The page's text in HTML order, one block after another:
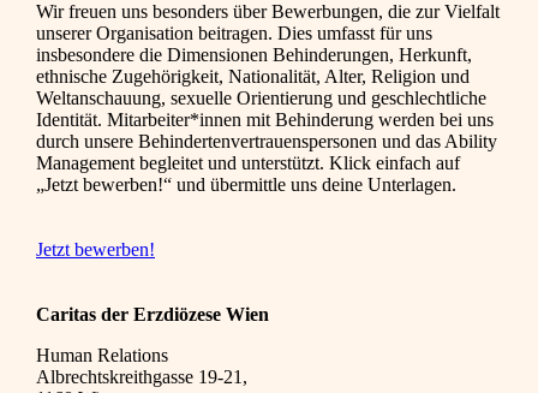
Wir freuen uns besonders über Bewerbungen, die zur Vielfalt
unserer Organisation beitragen. Dies umfasst für uns
insbesondere die Dimensionen Behinderungen, Herkunft,
ethnische Zugehörigkeit, Nationalität, Alter, Religion und
Weltanschauung, sexuelle Orientierung und geschlechtliche
Identität. Mitarbeiter*innen mit Behinderung werden bei uns
durch unsere Behindertenvertrauenspersonen und das Ability
Management begleitet und unterstützt. Klick einfach auf
„Jetzt bewerben!“ und übermittle uns deine Unterlagen.
Jetzt bewerben!
Caritas der Erzdiözese Wien
Human Relations
Albrechtskreithgasse 19-21,